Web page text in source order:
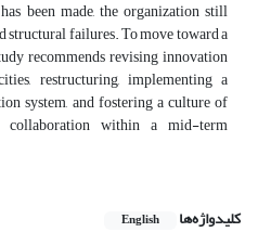
been made, the organization still
structural failures. To move toward a
recommends revising innovation
restructuring, implementing a
system, and fostering a culture of
collaboration within a mid-term
کلیدواژه‌ها English